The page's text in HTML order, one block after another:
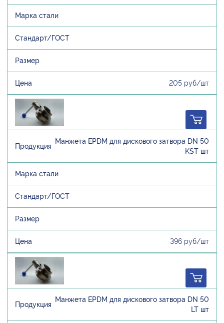
205 руб/шт
Манжета EPDM для дискового затвора DN 50
KST шт
396 руб/шт
Манжета EPDM для дискового затвора DN 50
LT шт